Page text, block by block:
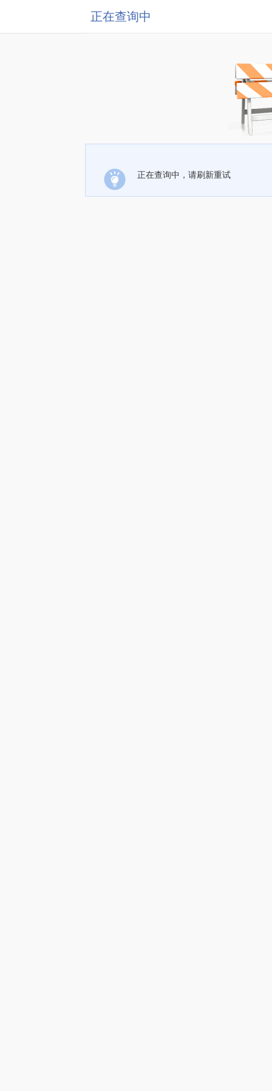
正在查询中
正在查询中，请刷新重试